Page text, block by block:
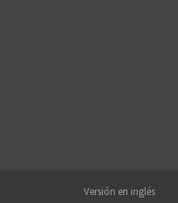
Versión en inglés